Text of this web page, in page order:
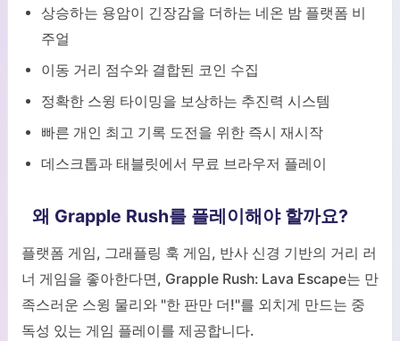
상승하는 용암이 긴장감을 더하는 네온 밤 플랫폼 비
주얼
이동 거리 점수와 결합된 코인 수집
정확한 스윙 타이밍을 보상하는 추진력 시스템
빠른 개인 최고 기록 도전을 위한 즉시 재시작
데스크톱과 태블릿에서 무료 브라우저 플레이
왜 Grapple Rush를 플레이해야 할까요?
플랫폼 게임, 그래플링 훅 게임, 반사 신경 기반의 거리 러
너 게임을 좋아한다면, Grapple Rush: Lava Escape는 만
족스러운 스윙 물리와 "한 판만 더!"를 외치게 만드는 중
독성 있는 게임 플레이를 제공합니다.